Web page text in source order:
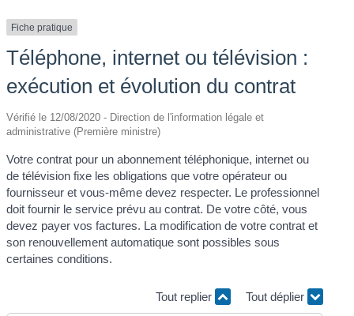
Fiche pratique
Téléphone, internet ou télévision :
exécution et évolution du contrat
Vérifié le 12/08/2020 - Direction de l'information légale et
administrative (Première ministre)
Votre contrat pour un abonnement téléphonique, internet ou
de télévision fixe les obligations que votre opérateur ou
fournisseur et vous-même devez respecter. Le professionnel
doit fournir le service prévu au contrat. De votre côté, vous
devez payer vos factures. La modification de votre contrat et
son renouvellement automatique sont possibles sous
certaines conditions.
Tout replier Tout déplier